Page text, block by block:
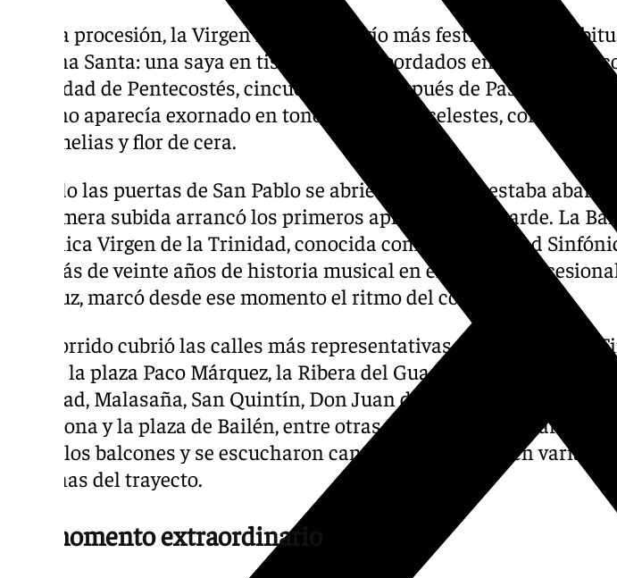
Para la procesión, la Virgen lucía un atavío más festivo que el
Semana Santa: una saya en tisú claro con bordados en oro, acorde
festividad de Pentecostés, cincuenta días después de Pascua.
El trono aparecía exornado en tonos blancos y celestes, con rosas,
astromelias y flor de cera.
Cuando las puertas de San Pablo se abrieron, la plaza estaba
La primera subida arrancó los primeros aplausos de la tarde. La
Sinfónica Virgen de la Trinidad, conocida como «la Trinidad
con más de veinte años de historia musical en el mundo
andaluz, marcó desde ese momento el ritmo del cortejo.
El recorrido cubrió las calles más representativas del barrio: Jara,
Feijóo, la plaza Paco Márquez, la Ribera del Guadalmedina, las calles
Trinidad, Malasaña, San Quintín, Don Juan de Austria, la avenida de
Barcelona y la plaza de Bailén, entre otras. Los vecinos lanzaron
desde los balcones y se escucharon cantes espontáneos en varias
esquinas del trayecto.
Un momento extraordinario